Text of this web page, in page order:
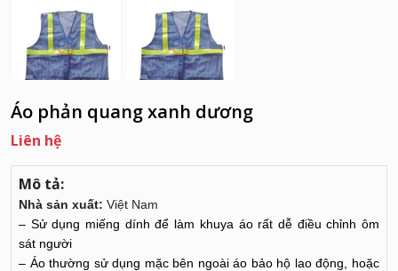
Áo phản quang xanh dương
Liên hệ
Mô tả:
Nhà sản xuất: Việt Nam
– Sử dụng miếng dính để làm khuya áo rất dễ điều chỉnh ôm
sát người
– Áo thường sử dụng mặc bên ngoài áo bảo hộ lao động, hoặc